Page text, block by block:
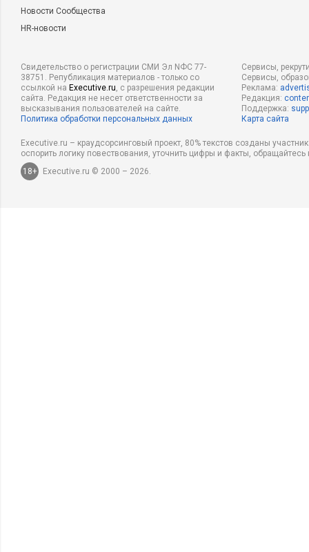
Новости Сообщества
HR-новости
Свидетельство о регистрации СМИ Эл NФС 77-
38751. Републикация материалов - только со
ссылкой на Executive.ru, с разрешения редакции
сайта. Редакция не несет ответственности за
высказывания пользователей на сайте.
Политика обработки персональных данных
Сервисы,
Сервисы,
Реклама:
Редакция:
Поддержка:
Карта сайта
Executive.ru – краудсорсинговый проект, 80% текстов созданы
оспорить логику повествования, уточнить цифры и факты,
18+
Executive.ru © 2000 – 2026.